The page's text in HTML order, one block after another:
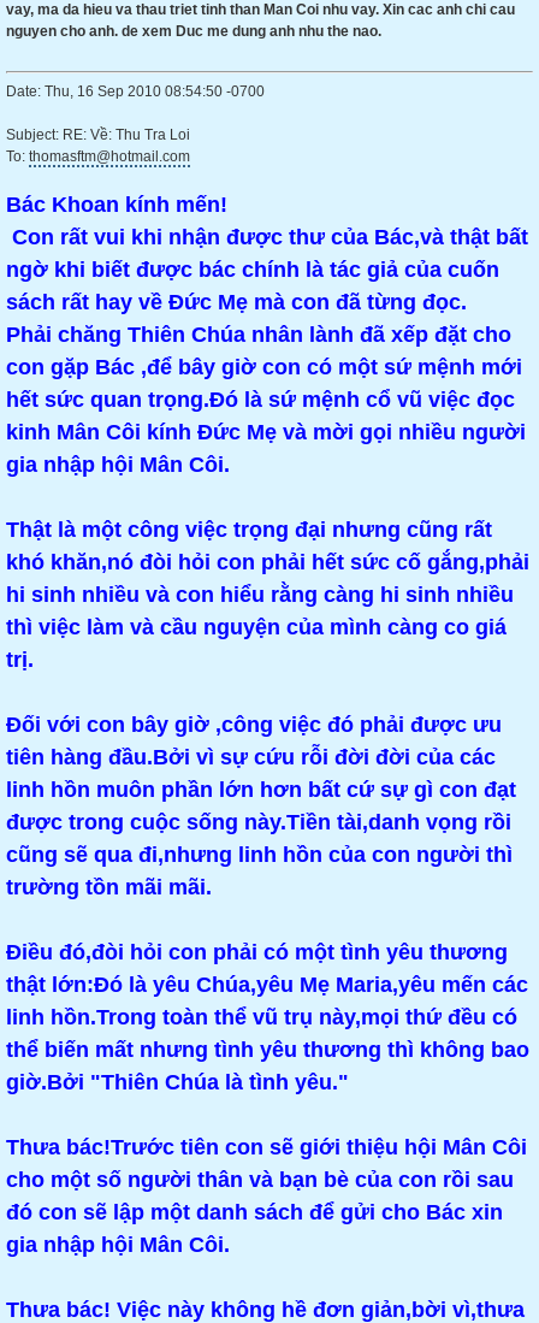
vay, ma da hieu va thau triet tinh than Man Coi nhu vay. Xin cac anh chi cau
nguyen cho anh. de xem Duc me dung anh nhu the nao.
Date: Thu, 16 Sep 2010 08:54:50 -0700
Subject: RE: Về: Thu Tra Loi
To: thomasftm@hotmail.com
Bác Khoan kính mến!
Con rất vui khi nhận được thư của Bác,và thật bất
ngờ khi biết được bác chính là tác giả của cuốn
sách rất hay về Đức Mẹ mà con đã từng đọc.
Phải chăng Thiên Chúa nhân lành đã xếp đặt cho
con gặp Bác ,để bây giờ con có một sứ mệnh mới
hết sức quan trọng.Đó là sứ mệnh cổ vũ việc đọc
kinh Mân Côi kính Đức Mẹ và mời gọi nhiều người
gia nhập hội Mân Côi.
Thật là một công việc trọng đại nhưng cũng rất
khó khăn,nó đòi hỏi con phải hết sức cố gắng,phải
hi sinh nhiều và con hiểu rằng càng hi sinh nhiều
thì việc làm và cầu nguyện của mình càng co giá
trị.
Đối với con bây giờ ,công việc đó phải được ưu
tiên hàng đầu.Bởi vì sự cứu rỗi đời đời của các
linh hồn muôn phần lớn hơn bất cứ sự gì con đạt
được trong cuộc sống này.Tiền tài,danh vọng rồi
cũng sẽ qua đi,nhưng linh hồn của con người thì
trường tồn mãi mãi.
Điều đó,đòi hỏi con phải có một tình yêu thương
thật lớn:Đó là yêu Chúa,yêu Mẹ Maria,yêu mến các
linh hồn.Trong toàn thể vũ trụ này,mọi thứ đều có
thể biến mất nhưng tình yêu thương thì không bao
giờ.Bởi "Thiên Chúa là tình yêu."
Thưa bác!Trước tiên con sẽ giới thiệu hội Mân Côi
cho một số người thân và bạn bè của con rồi sau
đó con sẽ lập một danh sách để gửi cho Bác xin
gia nhập hội Mân Côi.
Thưa bác! Việc này không hề đơn giản,bời vì,thưa